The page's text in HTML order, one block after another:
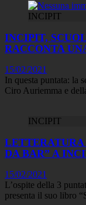
INCIPIT
INCIPIT,
RACCONTA
15/02/2021
In questa puntata: la
Ciro Auriemma e
INCIPIT
DA BAR” A
15/02/2021
L’ospite della 3
presenta il suo libro